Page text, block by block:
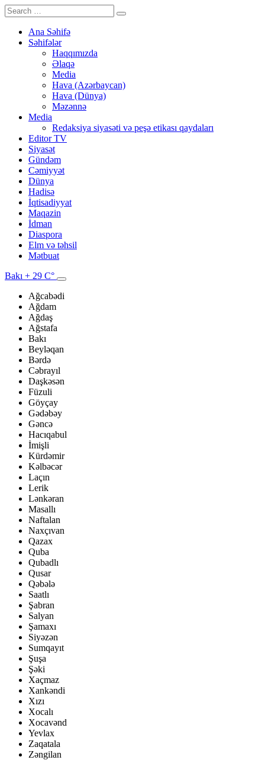
Ana Səhifə
Səhifələr
Haqqımızda
Əlaqə
Media
Hava (Azərbaycan)
Hava (Dünya)
Məzənnə
Media
Redaksiya siyasəti və peşə etikası qaydaları
Editor TV
Siyasət
Gündəm
Cəmiyyət
Dünya
Hadisə
İqtisadiyyat
Maqazin
İdman
Diaspora
Elm və təhsil
Mətbuat
Bakı + 29 C°
Ağcabədi
Ağdam
Ağdaş
Ağstafa
Bakı
Beyləqan
Bərdə
Cəbrayıl
Daşkəsən
Füzuli
Göyçay
Gədəbəy
Gəncə
Hacıqabul
İmişli
Kürdəmir
Kəlbəcər
Laçın
Lerik
Lənkəran
Masallı
Naftalan
Naxçıvan
Qazax
Quba
Qubadlı
Qusar
Qəbələ
Saatlı
Şabran
Salyan
Şamaxı
Siyəzən
Sumqayıt
Şuşa
Şəki
Xaçmaz
Xankəndi
Xızı
Xocalı
Xocavənd
Yevlax
Zaqatala
Zəngilan